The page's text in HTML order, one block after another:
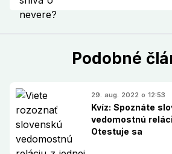
Podobné
29. aug. 2022 o 12:53
Kvíz: Spoznáte
vedomostnú
Otestuje sa